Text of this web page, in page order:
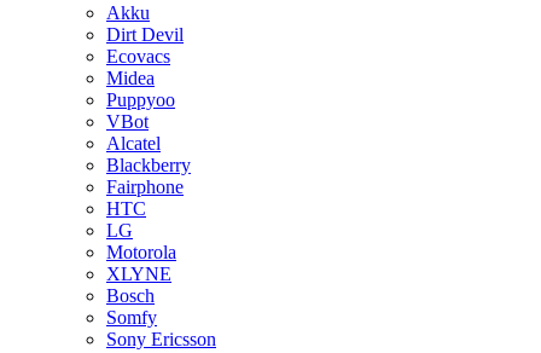
Akku
Dirt Devil
Ecovacs
Midea
Puppyoo
VBot
Alcatel
Blackberry
Fairphone
HTC
LG
Motorola
XLYNE
Bosch
Somfy
Sony Ericsson